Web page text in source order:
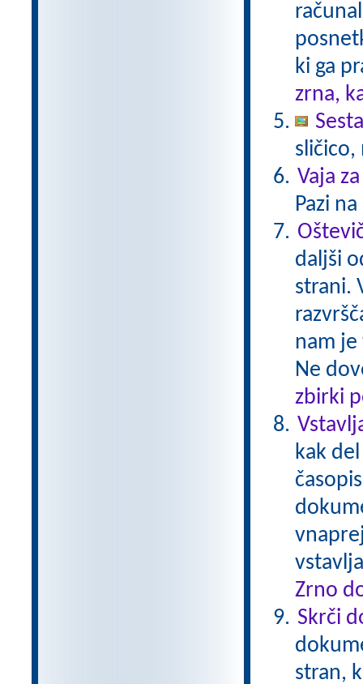
ki ga
zrna,
Vaja
Pazi
daljši
strani.
nam
Ne
zbirki
kak
Zrno
Skrči
stran,